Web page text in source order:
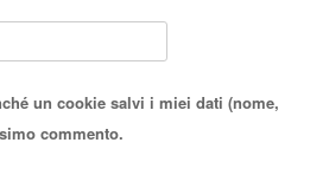
un cookie salvi i miei dati (nome,
commento.